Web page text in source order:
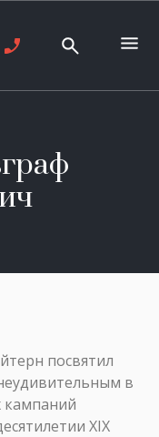
посвятил
в
XIX